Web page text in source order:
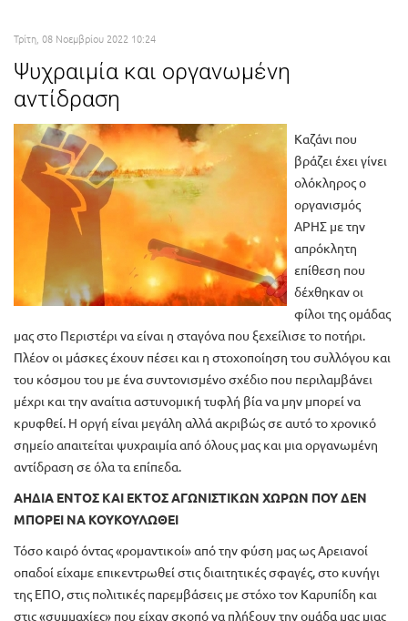
Τρίτη, 08 Νοεμβρίου 2022 10:24
Ψυχραιμία και οργανωμένη
αντίδραση
Καζάνι που
βράζει έχει γίνει
ολόκληρος ο
οργανισμός
ΑΡΗΣ με την
απρόκλητη
επίθεση που
δέχθηκαν οι
φίλοι της ομάδας
μας στο Περιστέρι να είναι η σταγόνα που ξεχείλισε το ποτήρι.
Πλέον οι μάσκες έχουν πέσει και η στοχοποίηση του συλλόγου και
του κόσμου του με ένα συντονισμένο σχέδιο που περιλαμβάνει
μέχρι και την αναίτια αστυνομική τυφλή βία να μην μπορεί να
κρυφθεί. Η οργή είναι μεγάλη αλλά ακριβώς σε αυτό το χρονικό
σημείο απαιτείται ψυχραιμία από όλους μας και μια οργανωμένη
αντίδραση σε όλα τα επίπεδα.
ΑΗΔΙΑ ΕΝΤΟΣ ΚΑΙ ΕΚΤΟΣ ΑΓΩΝΙΣΤΙΚΩΝ ΧΩΡΩΝ ΠΟΥ ΔΕΝ
ΜΠΟΡΕΙ ΝΑ ΚΟΥΚΟΥΛΩΘΕΙ
Τόσο καιρό όντας «ρομαντικοί» από την φύση μας ως Αρειανοί
οπαδοί είχαμε επικεντρωθεί στις διαιτητικές σφαγές, στο κυνήγι
της ΕΠΟ, στις πολιτικές παρεμβάσεις με στόχο τον Καρυπίδη και
στις «συμμαχίες» που είχαν σκοπό να πλήξουν την ομάδα μας μιας